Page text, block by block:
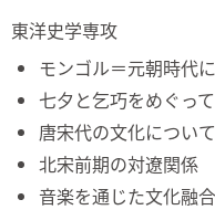
東洋史学専攻
モンゴル＝元朝時代
七夕と乞巧をめぐって
唐宋代の文化について
北宋前期の対遼関係
音楽を通じた文化融